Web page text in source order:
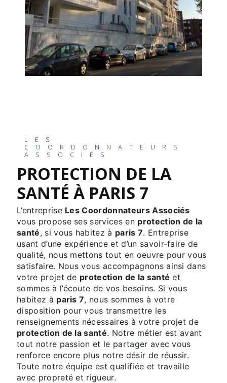
LES
COORDONNATEURS
ASSOCIÉS
PROTECTION DE LA
SANTÉ À PARIS 7
L’entreprise Les Coordonnateurs Associés
vous propose ses services en protection de la
santé, si vous habitez à paris 7. Entreprise
usant d’une expérience et d’un savoir-faire de
qualité, nous mettons tout en oeuvre pour vous
satisfaire. Nous vous accompagnons ainsi dans
votre projet de protection de la santé et
sommes à l’écoute de vos besoins. Si vous
habitez à paris 7, nous sommes à votre
disposition pour vous transmettre les
renseignements nécessaires à votre projet de
protection de la santé. Notre métier est avant
tout notre passion et le partager avec vous
renforce encore plus notre désir de réussir.
Toute notre équipe est qualifiée et travaille
avec propreté et rigueur.